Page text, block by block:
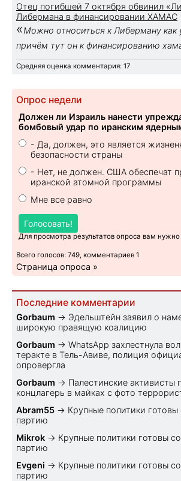
Отец погибшей 7 октября обвинил
Либермана в финансировании ХАМАС
«Можно относиться к Либерману как
причём тут он к финансированию
Средняя оценка комментария: 17
Опрос недели
Должен ли Израиль нанести
бомбовый удар по иранским
- Да, должен, это является
безопасности страны
- Нет, не должен. США обеспечат
иранской атомной программы
Мне все равно
Голосовать!
Для просмотра результатов опроса вам нужно
Всего голосов: 749, комментариев 1
Страница опроса »
Последние комментарии
Gorbaum → Эдельштейн заявил о
широкую правящую коалицию
Gorbaum → WhatsApp захлестнула
теракте в Тель-Авиве, полиция
опровергла
Gorbaum → Палестинские активисты
концлагерь в майках с фото
Abram55 → Крупные политики
партию
Mikrok → Крупные политики готовы
партию
Evgeni → Крупные политики готовы
партию